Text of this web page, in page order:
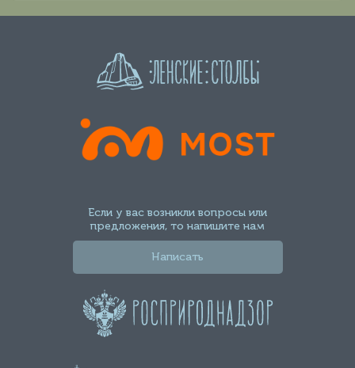
Если у вас возникли вопросы или
предложения, то напишите нам
Написать